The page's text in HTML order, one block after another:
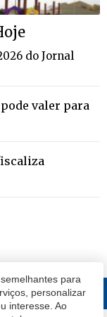
para
personalizar
interesse. Ao
do Jornal
valer para